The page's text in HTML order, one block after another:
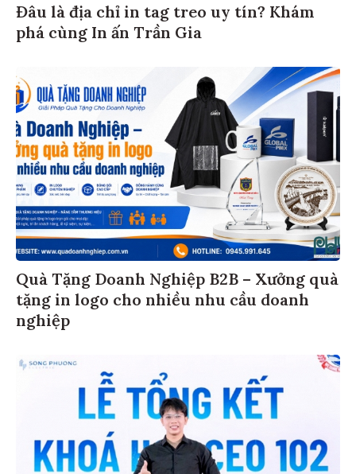
Đâu là địa chỉ in tag treo uy tín? Khám
phá cùng In ấn Trần Gia
Quà Tặng Doanh Nghiệp B2B – Xưởng quà
tặng in logo cho nhiều nhu cầu doanh
nghiệp